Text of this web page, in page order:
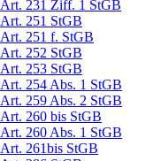
Art. 231 Ziff. 1 StGB
Art. 251 StGB
Art. 251 f. StGB
Art. 252 StGB
Art. 253 StGB
Art. 254 Abs. 1 StGB
Art. 259 Abs. 2 StGB
Art. 260 bis StGB
Art. 260 Abs. 1 StGB
Art. 261bis StGB